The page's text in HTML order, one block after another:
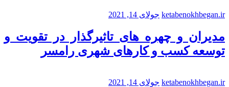
ketabenokhbegan.ir جولای 14, 2021
مدیران و چهره های تاثیرگذار در تقویت و
توسعه کسب و کارهای شهری رامسر
ketabenokhbegan.ir جولای 14, 2021